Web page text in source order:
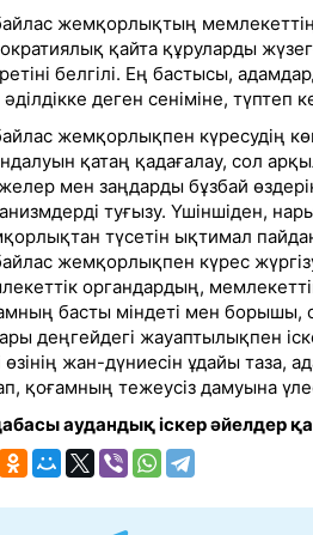
жемқорлықтың мемлекеттің
қайта құруларды
белгілі. Ең бастысы,
деген сеніміне, түптеп
жемқорлықпен күресудің
қатаң қадағалау, сол
мен заңдарды бұзбай
туғызу. Үшіншіден,
түсетін ықтимал
жемқорлықпен күрес
органдардың,
басты міндеті мен борышы,
деңгейдегі жауаптылықпен
өзінің жан-дүниесін ұдайы таза,
қоғамның тежеусіз дамуына
аудандық іскер әйелдер